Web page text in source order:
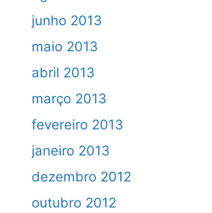
junho 2013
maio 2013
abril 2013
março 2013
fevereiro 2013
janeiro 2013
dezembro 2012
outubro 2012